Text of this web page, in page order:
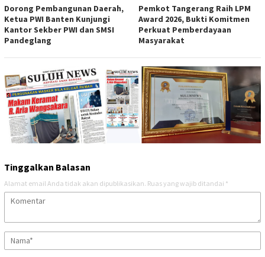
Dorong Pembangunan Daerah,
Ketua PWI Banten Kunjungi
Kantor Sekber PWI dan SMSI
Pandeglang
Pemkot Tangerang Raih LPM
Award 2026, Bukti Komitmen
Perkuat Pemberdayaan
Masyarakat
Tinggalkan Balasan
Alamat email Anda tidak akan dipublikasikan. Ruas yang wajib ditandai *